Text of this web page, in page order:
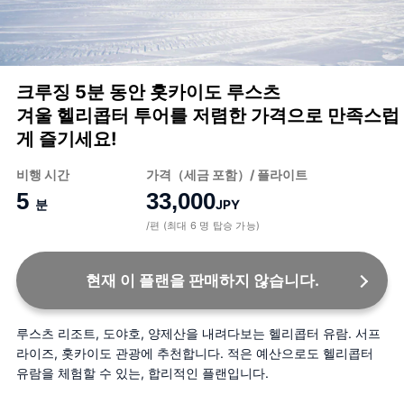
크루징 5분 동안 홋카이도 루스츠
겨울 헬리콥터 투어를 저렴한 가격으로 만족스럽
게 즐기세요!
비행 시간
5 분
가격（세금 포함）/ 플라이트
33,000JPY
/편 (최대 6 명 탑승 가능)
현재 이 플랜을 판매하지 않습니다.
루스츠 리조트, 도야호, 양제산을 내려다보는 헬리콥터 유람. 서프
라이즈, 홋카이도 관광에 추천합니다. 적은 예산으로도 헬리콥터
유람을 체험할 수 있는, 합리적인 플랜입니다.